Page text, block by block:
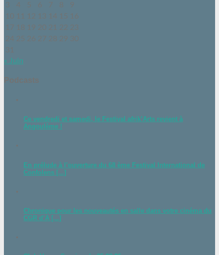
3
4 5 6 7 8
9
10 11 12 13 14 15 16
17 18 19 20 21 22 23
24 25 26 27 28 29 30
31
« Juin
Podcasts
Ce vendredi et samedi, le Festival afrik’Arts revient à
Angoulême !
En prélude à l’ouverture du 68 ème Festival International de
Confolens [...]
Chronique pour les nouveautés en salle dans votre cinéma du
CGR d’A [...]